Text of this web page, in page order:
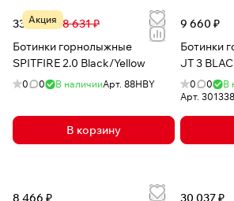
Акция
33 975 ₽ 58 631 ₽
Ботинки горнолыжные
SPITFIRE 2.0 Black/Yellow
0 0 В наличииАрт. 88HBY
В корзину
9 660 ₽
Ботинки
JT 3
0 0
В
Арт.
8 466 ₽
30 037 ₽